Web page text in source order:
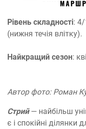
Рівень складності: 4/
(нижня течія влітку).
Найкращий сезон:
Автор фото: Роман
Стрий— найбільш
є і спокійні ділянки